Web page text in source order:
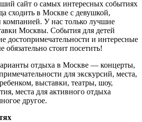
сайт о самых интересных событиях
сходить в Москве с девушкой,
У нас только лучшие
Москвы. События для детей
достопримечательности и интересные
стоит посетить!
отдыха в Москве — концерты,
для экскурсий, места,
выставки, театры, шоу,
места для активного отдыха
другое.